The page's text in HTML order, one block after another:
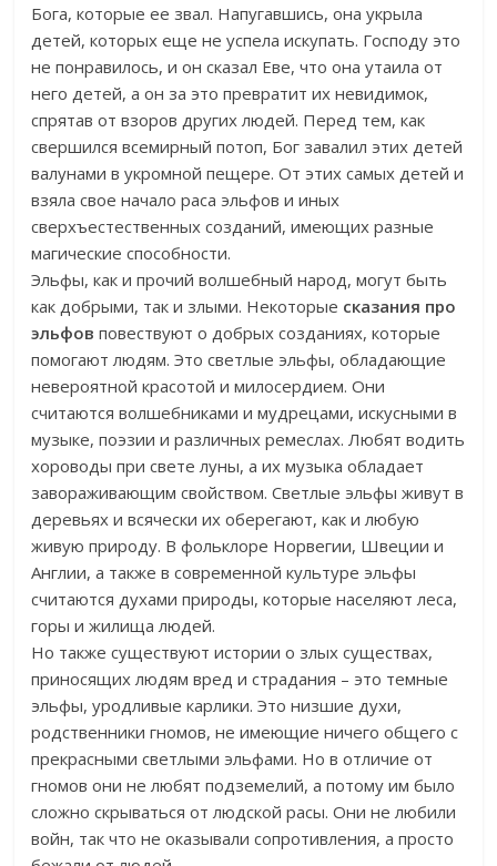
Бога, которые ее звал. Напугавшись, она укрыла
детей, которых еще не успела искупать. Господу это
не понравилось, и он сказал Еве, что она утаила от
него детей, а он за это превратит их невидимок,
спрятав от взоров других людей. Перед тем, как
свершился всемирный потоп, Бог завалил этих детей
валунами в укромной пещере. От этих самых детей и
взяла свое начало раса эльфов и иных
сверхъестественных созданий, имеющих разные
магические способности.
Эльфы, как и прочий волшебный народ, могут быть
как добрыми, так и злыми. Некоторые сказания про
эльфов повествуют о добрых созданиях, которые
помогают людям. Это светлые эльфы, обладающие
невероятной красотой и милосердием. Они
считаются волшебниками и мудрецами, искусными в
музыке, поэзии и различных ремеслах. Любят водить
хороводы при свете луны, а их музыка обладает
завораживающим свойством. Светлые эльфы живут в
деревьях и всячески их оберегают, как и любую
живую природу. В фольклоре Норвегии, Швеции и
Англии, а также в современной культуре эльфы
считаются духами природы, которые населяют леса,
горы и жилища людей.
Но также существуют истории о злых существах,
приносящих людям вред и страдания – это темные
эльфы, уродливые карлики. Это низшие духи,
родственники гномов, не имеющие ничего общего с
прекрасными светлыми эльфами. Но в отличие от
гномов они не любят подземелий, а потому им было
сложно скрываться от людской расы. Они не любили
войн, так что не оказывали сопротивления, а просто